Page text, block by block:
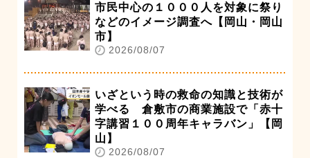
市民中心の１０００人を対象に祭り
などのイメージ調査へ【岡山・岡山
市】
2026/08/07
いざという時の救命の知識と技術が
学べる 倉敷市の商業施設で「赤十
字講習１００周年キャラバン」【岡
山】
2026/08/07